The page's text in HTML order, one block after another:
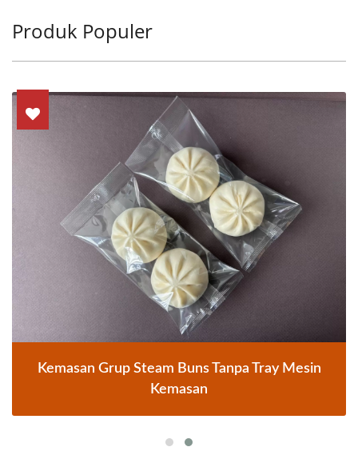
Produk Populer
Kemasan Grup Steam Buns Tanpa Tray Mesin
Kemasan